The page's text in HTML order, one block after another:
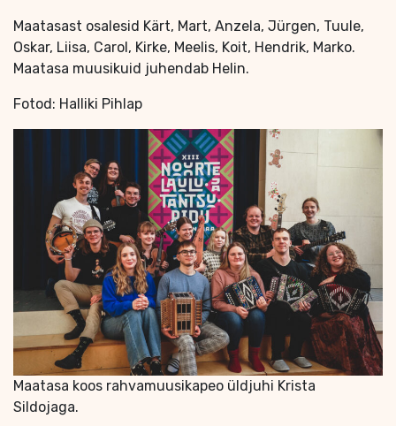
Maatasast osalesid Kärt, Mart, Anzela, Jürgen, Tuule,
Oskar, Liisa, Carol, Kirke, Meelis, Koit, Hendrik, Marko.
Maatasa muusikuid juhendab Helin.
Fotod: Halliki Pihlap
Maatasa koos rahvamuusikapeo üldjuhi Krista
Sildojaga.